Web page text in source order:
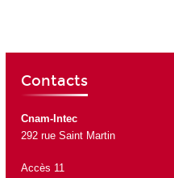
Contacts
Cnam-Intec
292 rue Saint Martin
Accès 11